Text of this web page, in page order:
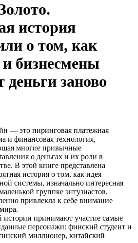
история
о том, как
бизнесмены
деньги заново
— это пиринговая платежная
и финансовая технология,
многие привычные
о деньгах и их роли в
В этой книге представлена
история о том, как идея
системы, изначально интересная
группке энтузиастов,
привлекла к себе внимание
истории принимают участие самые
персонажи: финский студент и
миллионер, китайский